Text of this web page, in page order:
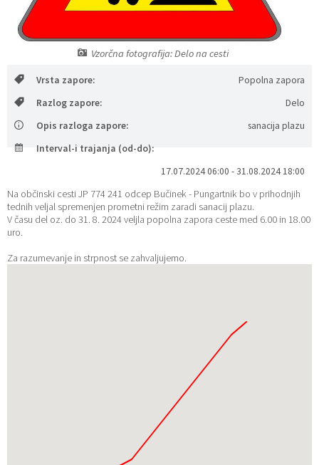
Vzorčna fotografija: Delo na cesti
Vrsta zapore:
Popolna zapora
Razlog zapore:
Delo
Opis razloga zapore:
sanacija plazu
Interval-i trajanja (od-do):
17.07.2024 06:00 - 31.08.2024 18:00
Na občinski cesti JP 774 241 odcep Bučinek - Pungartnik bo v prihodnjih
tednih veljal spremenjen prometni režim zaradi sanacij plazu.
V času del oz. do 31. 8. 2024 veljla popolna zapora ceste med 6.00 in 18.00
uro.
Za razumevanje in strpnost se zahvaljujemo.
Katalog informacij javnega značaja
Lokalne volitve